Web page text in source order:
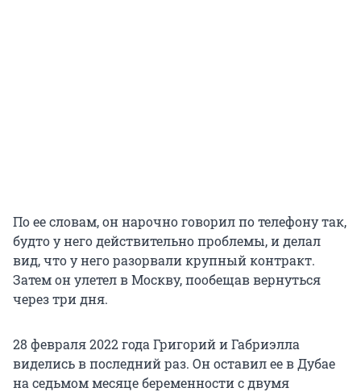
По ее словам, он нарочно говорил по телефону так,
будто у него действительно проблемы, и делал
вид, что у него разорвали крупный контракт.
Затем он улетел в Москву, пообещав вернуться
через три дня.
28 февраля 2022 года Григорий и Габриэлла
виделись в последний раз. Он оставил ее в Дубае
на седьмом месяце беременности с двумя